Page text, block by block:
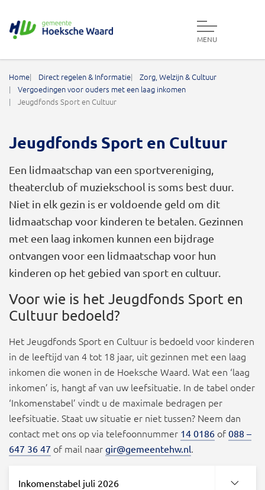
MENU
Home Direct regelen & Informatie
Zorg, Welzijn & Cultuur
Vergoedingen voor ouders met een laag inkomen
Jeugdfonds Sport en Cultuur
Jeugdfonds Sport en Cultuur
Een lidmaatschap van een sportvereniging,
theaterclub of muziekschool is soms best duur.
Niet in elk gezin is er voldoende geld om dit
lidmaatschap voor kinderen te betalen. Gezinnen
met een laag inkomen kunnen een bijdrage
ontvangen voor een lidmaatschap voor hun
kinderen op het gebied van sport en cultuur.
Voor wie is het Jeugdfonds Sport en
Cultuur bedoeld?
Het Jeugdfonds Sport en Cultuur is bedoeld voor kinderen
in de leeftijd van 4 tot 18 jaar, uit gezinnen met een laag
inkomen die wonen in de Hoeksche Waard. Wat een ‘laag
inkomen’ is, hangt af van uw leefsituatie. In de tabel onder
‘Inkomenstabel’ vindt u de maximale bedragen per
leefsituatie. Staat uw situatie er niet tussen? Neem dan
contact met ons op via telefoonnummer 14 0186 of 088 –
647 36 47 of mail naar gir@gemeentehw.nl.
Inkomenstabel juli 2026